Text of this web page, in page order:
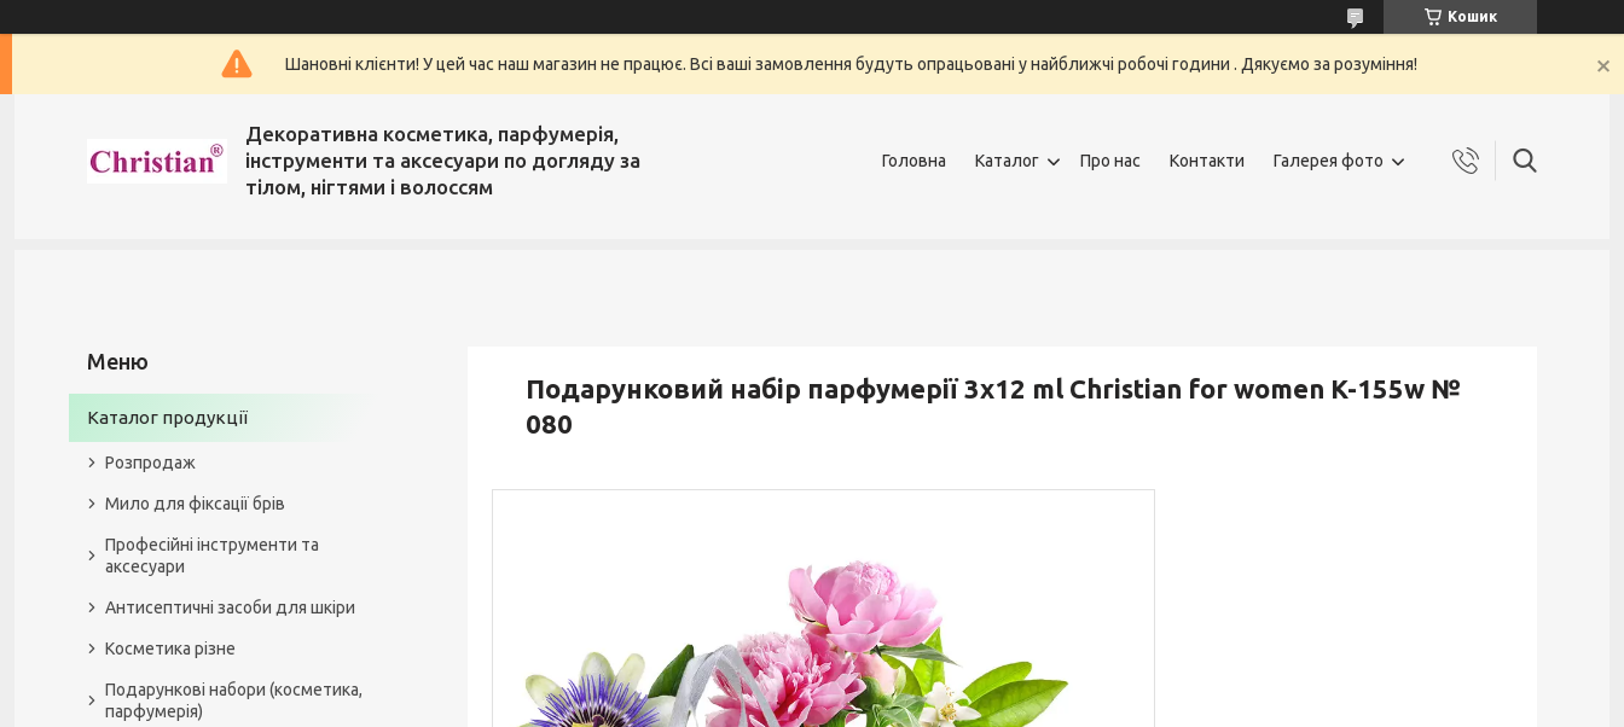
Кошик
Шановні клієнти! У цей час наш магазин не працює. Всі ваші замовлення будуть опрацьовані у найближчі робочі години . Дякуємо за розуміння!
Декоративна косметика, парфумерія,
інструменти та аксесуари по догляду за
тілом, нігтями і волоссям
Головна Каталог Про нас Контакти Галерея фото
Подарунковий набір парфумерії 3x12 ml Christian for women K-155w №
080
Каталог продукції
Розпродаж
Мило для фіксації брів
Професійні інструменти та
аксесуари
Антисептичні засоби для шкіри
Косметика різне
Подарункові набори (косметика,
парфумерія)